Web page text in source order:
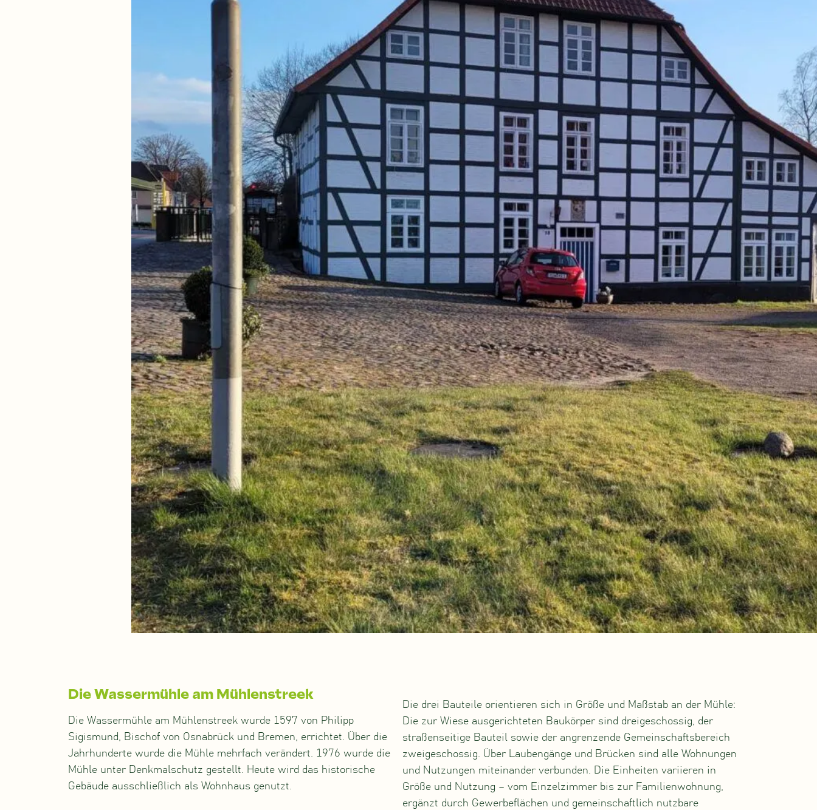
AN- UND UMBAUTEN NACHHALTIGKEIT
Stromschnelle
Rotenburg
Errichtung eines Wohnhauses mit 19 Wohnungen und 2
Gewerbeeinheiten
Rotenburg
ab 2025
LP 1–9
Die Wassermühle am Mühlenstreek
Die Wassermühle am Mühlenstreek wurde 1597 von Philipp
Sigismund, Bischof von Osnabrück und Bremen, errichtet. Über die
Jahrhunderte wurde die Mühle mehrfach verändert. 1976 wurde die
Mühle unter Denkmalschutz gestellt. Heute wird das historische
Gebäude ausschließlich als Wohnhaus genutzt.
Die drei Bauteile orientieren sich in Größe und Maßstab an der Mühle:
Die zur Wiese ausgerichteten Baukörper sind dreigeschossig, der
straßenseitige Bauteil sowie der angrenzende Gemeinschaftsbereich
zweigeschossig. Über Laubengänge und Brücken sind alle Wohnungen
und Nutzungen miteinander verbunden. Die Einheiten variieren in
Größe und Nutzung – vom Einzelzimmer bis zur Familienwohnung,
ergänzt durch Gewerbeflächen und gemeinschaftlich nutzbare